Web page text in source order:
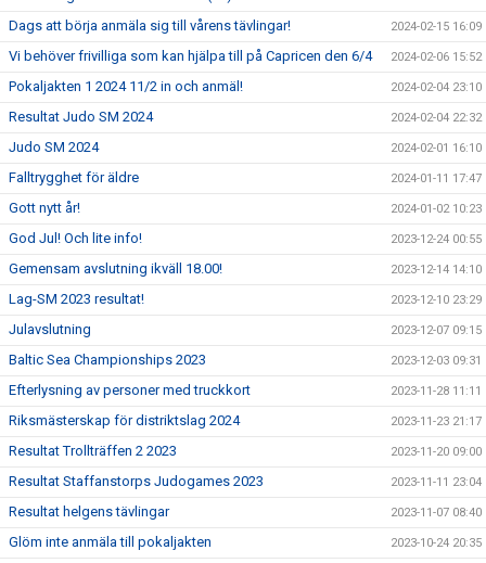
Dags att börja anmäla sig till vårens tävlingar! 2024-02-15 16:09
Vi behöver frivilliga som kan hjälpa till på Capricen den 6/4 2024-02-06 15:52
Pokaljakten 1 2024 11/2 in och anmäl! 2024-02-04 23:10
Resultat Judo SM 2024 2024-02-04 22:32
Judo SM 2024 2024-02-01 16:10
Falltrygghet för äldre 2024-01-11 17:47
Gott nytt år! 2024-01-02 10:23
God Jul! Och lite info! 2023-12-24 00:55
Gemensam avslutning ikväll 18.00! 2023-12-14 14:10
Lag-SM 2023 resultat! 2023-12-10 23:29
Julavslutning 2023-12-07 09:15
Baltic Sea Championships 2023 2023-12-03 09:31
Efterlysning av personer med truckkort 2023-11-28 11:11
Riksmästerskap för distriktslag 2024 2023-11-23 21:17
Resultat Trollträffen 2 2023 2023-11-20 09:00
Resultat Staffanstorps Judogames 2023 2023-11-11 23:04
Resultat helgens tävlingar 2023-11-07 08:40
Glöm inte anmäla till pokaljakten 2023-10-24 20:35